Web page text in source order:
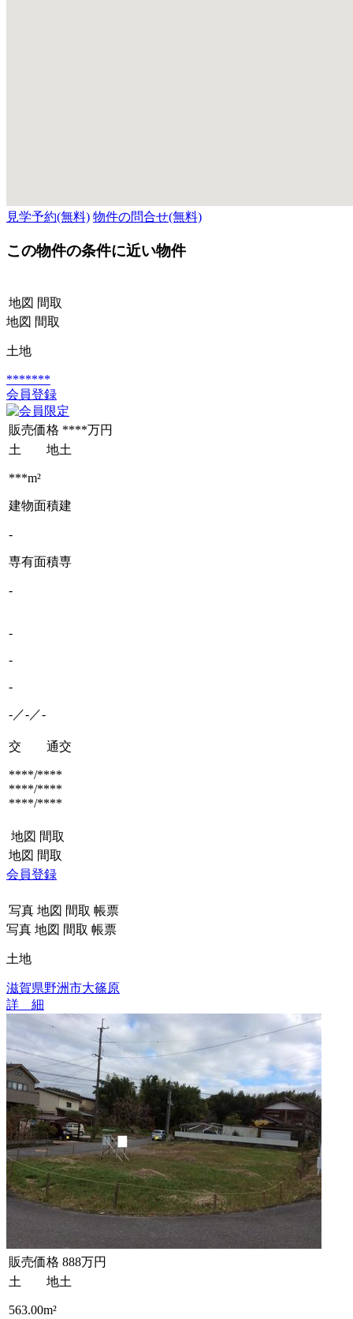
見学予約(無料) 物件の問合せ(無料)
この物件の条件に近い物件
地図 間取
地図 間取
土地
*******
会員登録
販売価格 ****万円
土 地土
***m²
建物面積建
-
専有面積専
-
-
-
-
-／-／-
交 通交
****/****
****/****
****/****
地図 間取
地図 間取
会員登録
写真 地図 間取 帳票
写真 地図 間取 帳票
土地
滋賀県野洲市大篠原
詳 細
販売価格 888万円
土 地土
563.00m²